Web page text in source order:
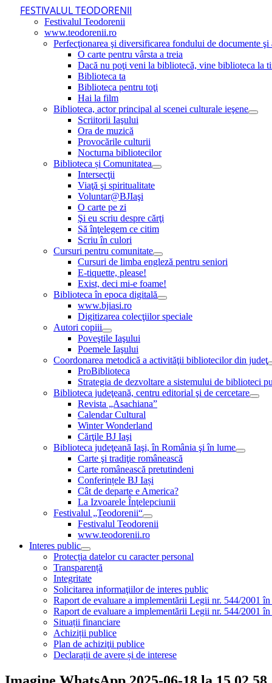
FESTIVALUL TEODORENII
Festivalul Teodorenii
www.teodorenii.ro
Perfecţionarea şi diversificarea fondului de documente
O carte pentru vârsta a treia
Dacă nu poţi veni la bibliotecă, vine biblioteca la
Biblioteca ta
Biblioteca pentru toţi
Hai la film
Biblioteca, actor principal al scenei culturale ieşene
Scriitorii Iaşului
Ora de muzică
Provocările culturii
Nocturna bibliotecilor
Biblioteca și Comunitatea
Intersecţii
Viaţă şi spiritualitate
Voluntar@BJIaşi
O carte pe zi
Şi eu scriu despre cărţi
Să înţelegem ce citim
Scriu în culori
Cursuri pentru comunitate
Cursuri de limba engleză pentru seniori
E-tiquette, please!
Exist, deci mi-e foame!
Biblioteca în epoca digitală
www.bjiasi.ro
Digitizarea colecţiilor speciale
Autori copiii
Poveştile Iaşului
Poemele Iaşului
Coordonarea metodică a activităţii bibliotecilor din judeţ
ProBiblioteca
Strategia de dezvoltare a sistemului de biblioteci
Biblioteca judeţeană, centru editorial şi de cercetare
Revista „Asachiana”
Calendar Cultural
Winter Wonderland
Cărţile BJ Iaşi
Biblioteca judeţeană Iaşi, în România şi în lume
Carte şi tradiţie românească
Carte românească pretutindeni
Conferințele BJ Iași
Cât de departe e America?
La Izvoarele Înţelepciunii
Festivalul „Teodorenii“
Festivalul Teodorenii
www.teodorenii.ro
Interes public
Protecția datelor cu caracter personal
Transparență
Integritate
Solicitarea informaţiilor de interes public
Raport de evaluare a implementării Legii nr. 544/2001
Raport de evaluare a implementării Legii nr. 544/2001
Situații financiare
Achiziții publice
Plan de achiziţii publice
Declarații de avere și de interese